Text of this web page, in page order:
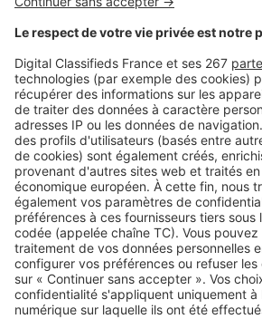
Image
Découvrez le
stations
leurs prix
Image
France
Les prix dans
balnéaires du
classement